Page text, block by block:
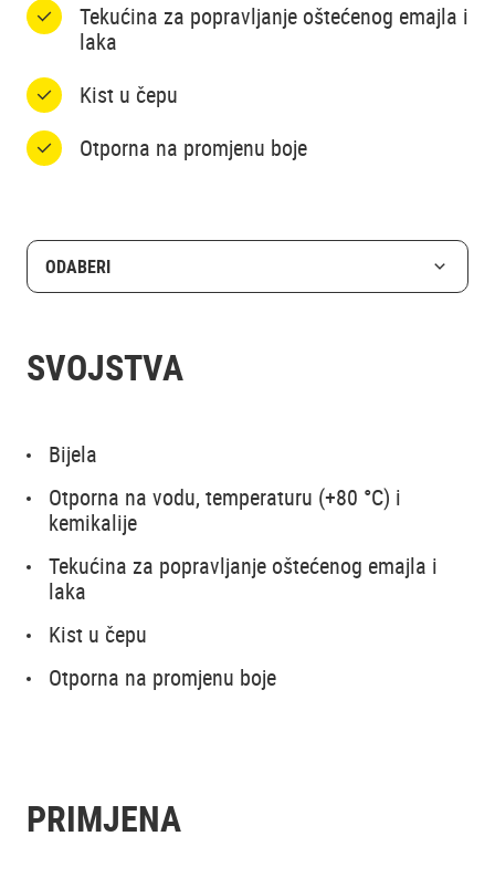
Tekućina za popravljanje oštećenog emajla i
laka
Kist u čepu
Otporna na promjenu boje
ODABERI
SVOJSTVA
Bijela
Otporna na vodu, temperaturu (+80 °C) i
kemikalije
Tekućina za popravljanje oštećenog emajla i
laka
Kist u čepu
Otporna na promjenu boje
PRIMJENA